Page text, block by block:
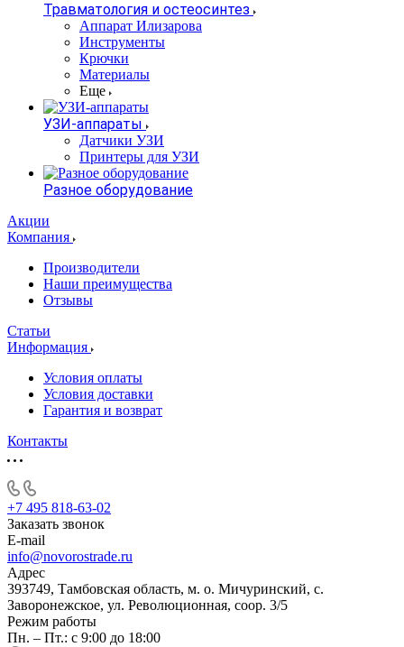
Травматология и остеосинтез
Аппарат Илизарова
Инструменты
Крючки
Материалы
Еще
УЗИ-аппараты
Датчики УЗИ
Принтеры для УЗИ
Разное оборудование
Акции
Компания
Производители
Наши преимущества
Отзывы
Статьи
Информация
Условия оплаты
Условия доставки
Гарантия и возврат
Контакты
+7 495 818-63-02
Заказать звонок
E-mail
info@novorostrade.ru
Адрес
393749, Тамбовская область, м. о. Мичуринский, с.
Заворонежское, ул. Революционная, соор. 3/5
Режим работы
Пн. – Пт.: с 9:00 до 18:00